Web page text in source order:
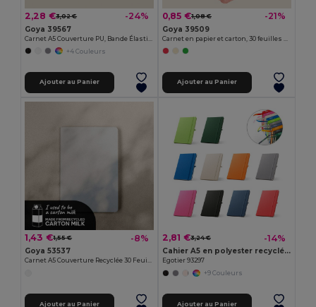
2,28 €3,02 € -24%
Goya 39567
+4 Couleurs
Ajouter au Panier
0,85 €1,08 € -21%
Goya 39509
Ajouter au Panier
1,43 €1,55 € -8%
Goya 53537
Carnet A5 Couverture Recyclée 30 Feuilles MAZIWA
Ajouter au Panier
2,81 €3,24 € -14%
Cahier A5 en polyester recyclé (100% rPET) avec pages lignées
Egotier 93297
+9 Couleurs
Ajouter au Panier